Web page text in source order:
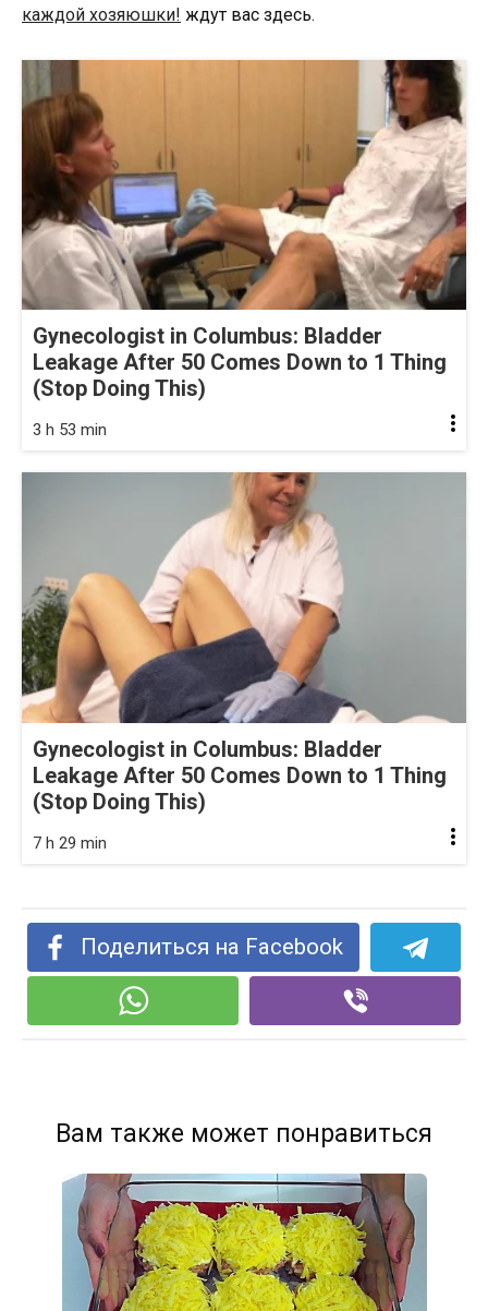
каждой хозяюшки! ждут вас здесь.
Gynecologist in Columbus: Bladder
Leakage After 50 Comes Down to 1 Thing
(Stop Doing This)
3 h 53 min
Gynecologist in Columbus: Bladder
Leakage After 50 Comes Down to 1 Thing
(Stop Doing This)
7 h 29 min
Поделиться на Facebook
Вам также может понравиться